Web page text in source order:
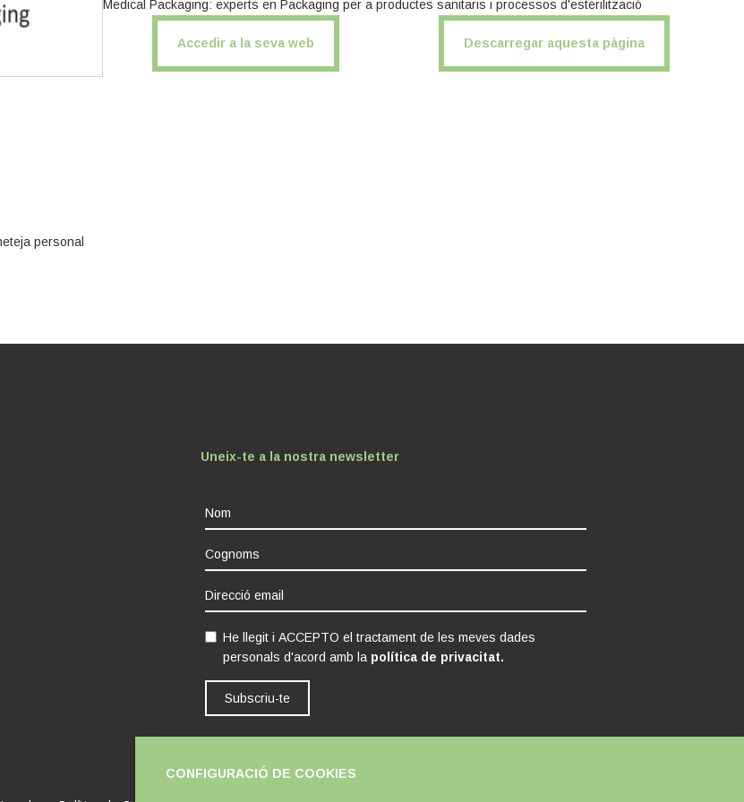
Medical Packaging: experts en Packaging per a productes sanitaris i processos d'esterilització
Accedir a la seva web Descarregar aquesta pàgina
personal
Uneix-te a la nostra newsletter
He llegit i ACCEPTO el tractament de les meves dades
personals d'acord amb la política de privacitat.
Subscriu-te
CONFIGURACIÓ DE COOKIES